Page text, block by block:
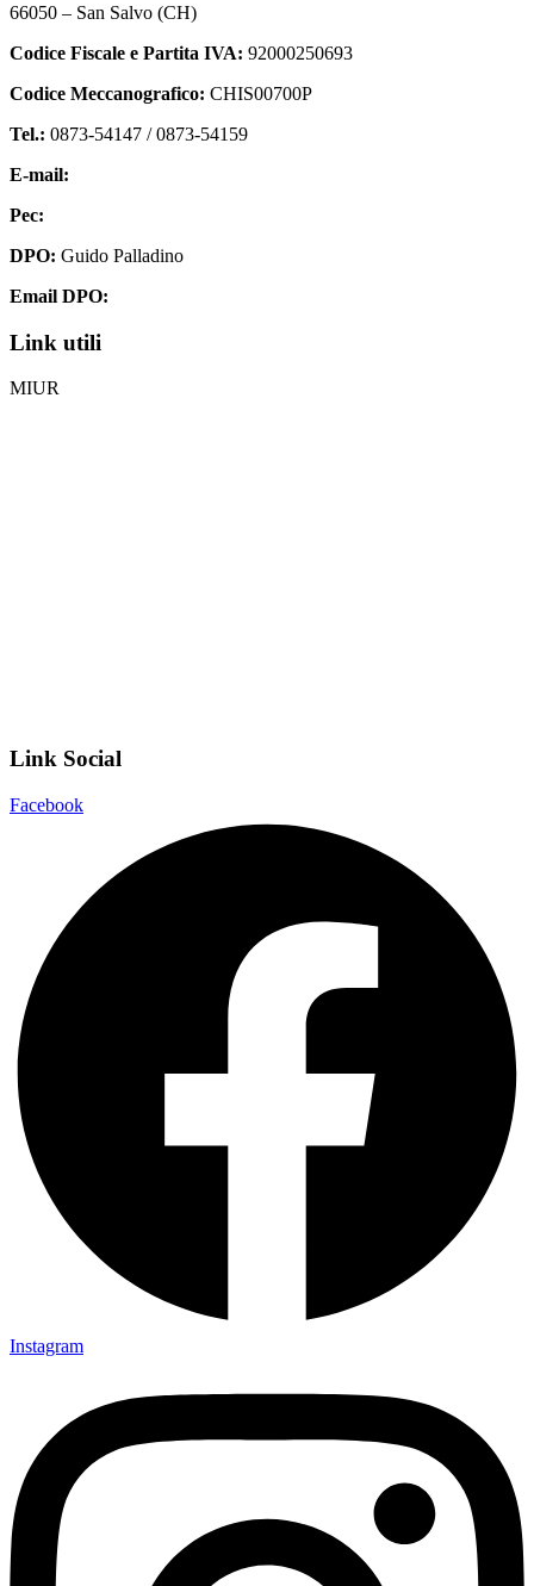
66050 – San Salvo (CH)
Codice Fiscale e Partita IVA: 92000250693
Codice Meccanografico: CHIS00700P
Tel.: 0873-54147 /0873-54159
E-mail:
Pec:
DPO: Guido Palladino
Email DPO:
Link utili
MIUR
Link Social
Facebook
Instagram